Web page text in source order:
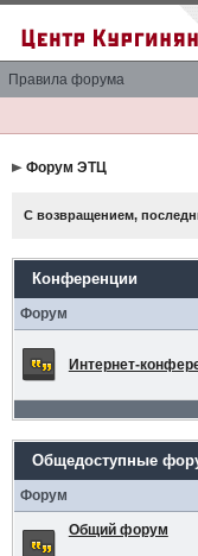
Правила форума
Форум ЭТЦ
С возвращением,
Конференции
Форум
Интернет-
Общедоступные
Форум
Общий форум